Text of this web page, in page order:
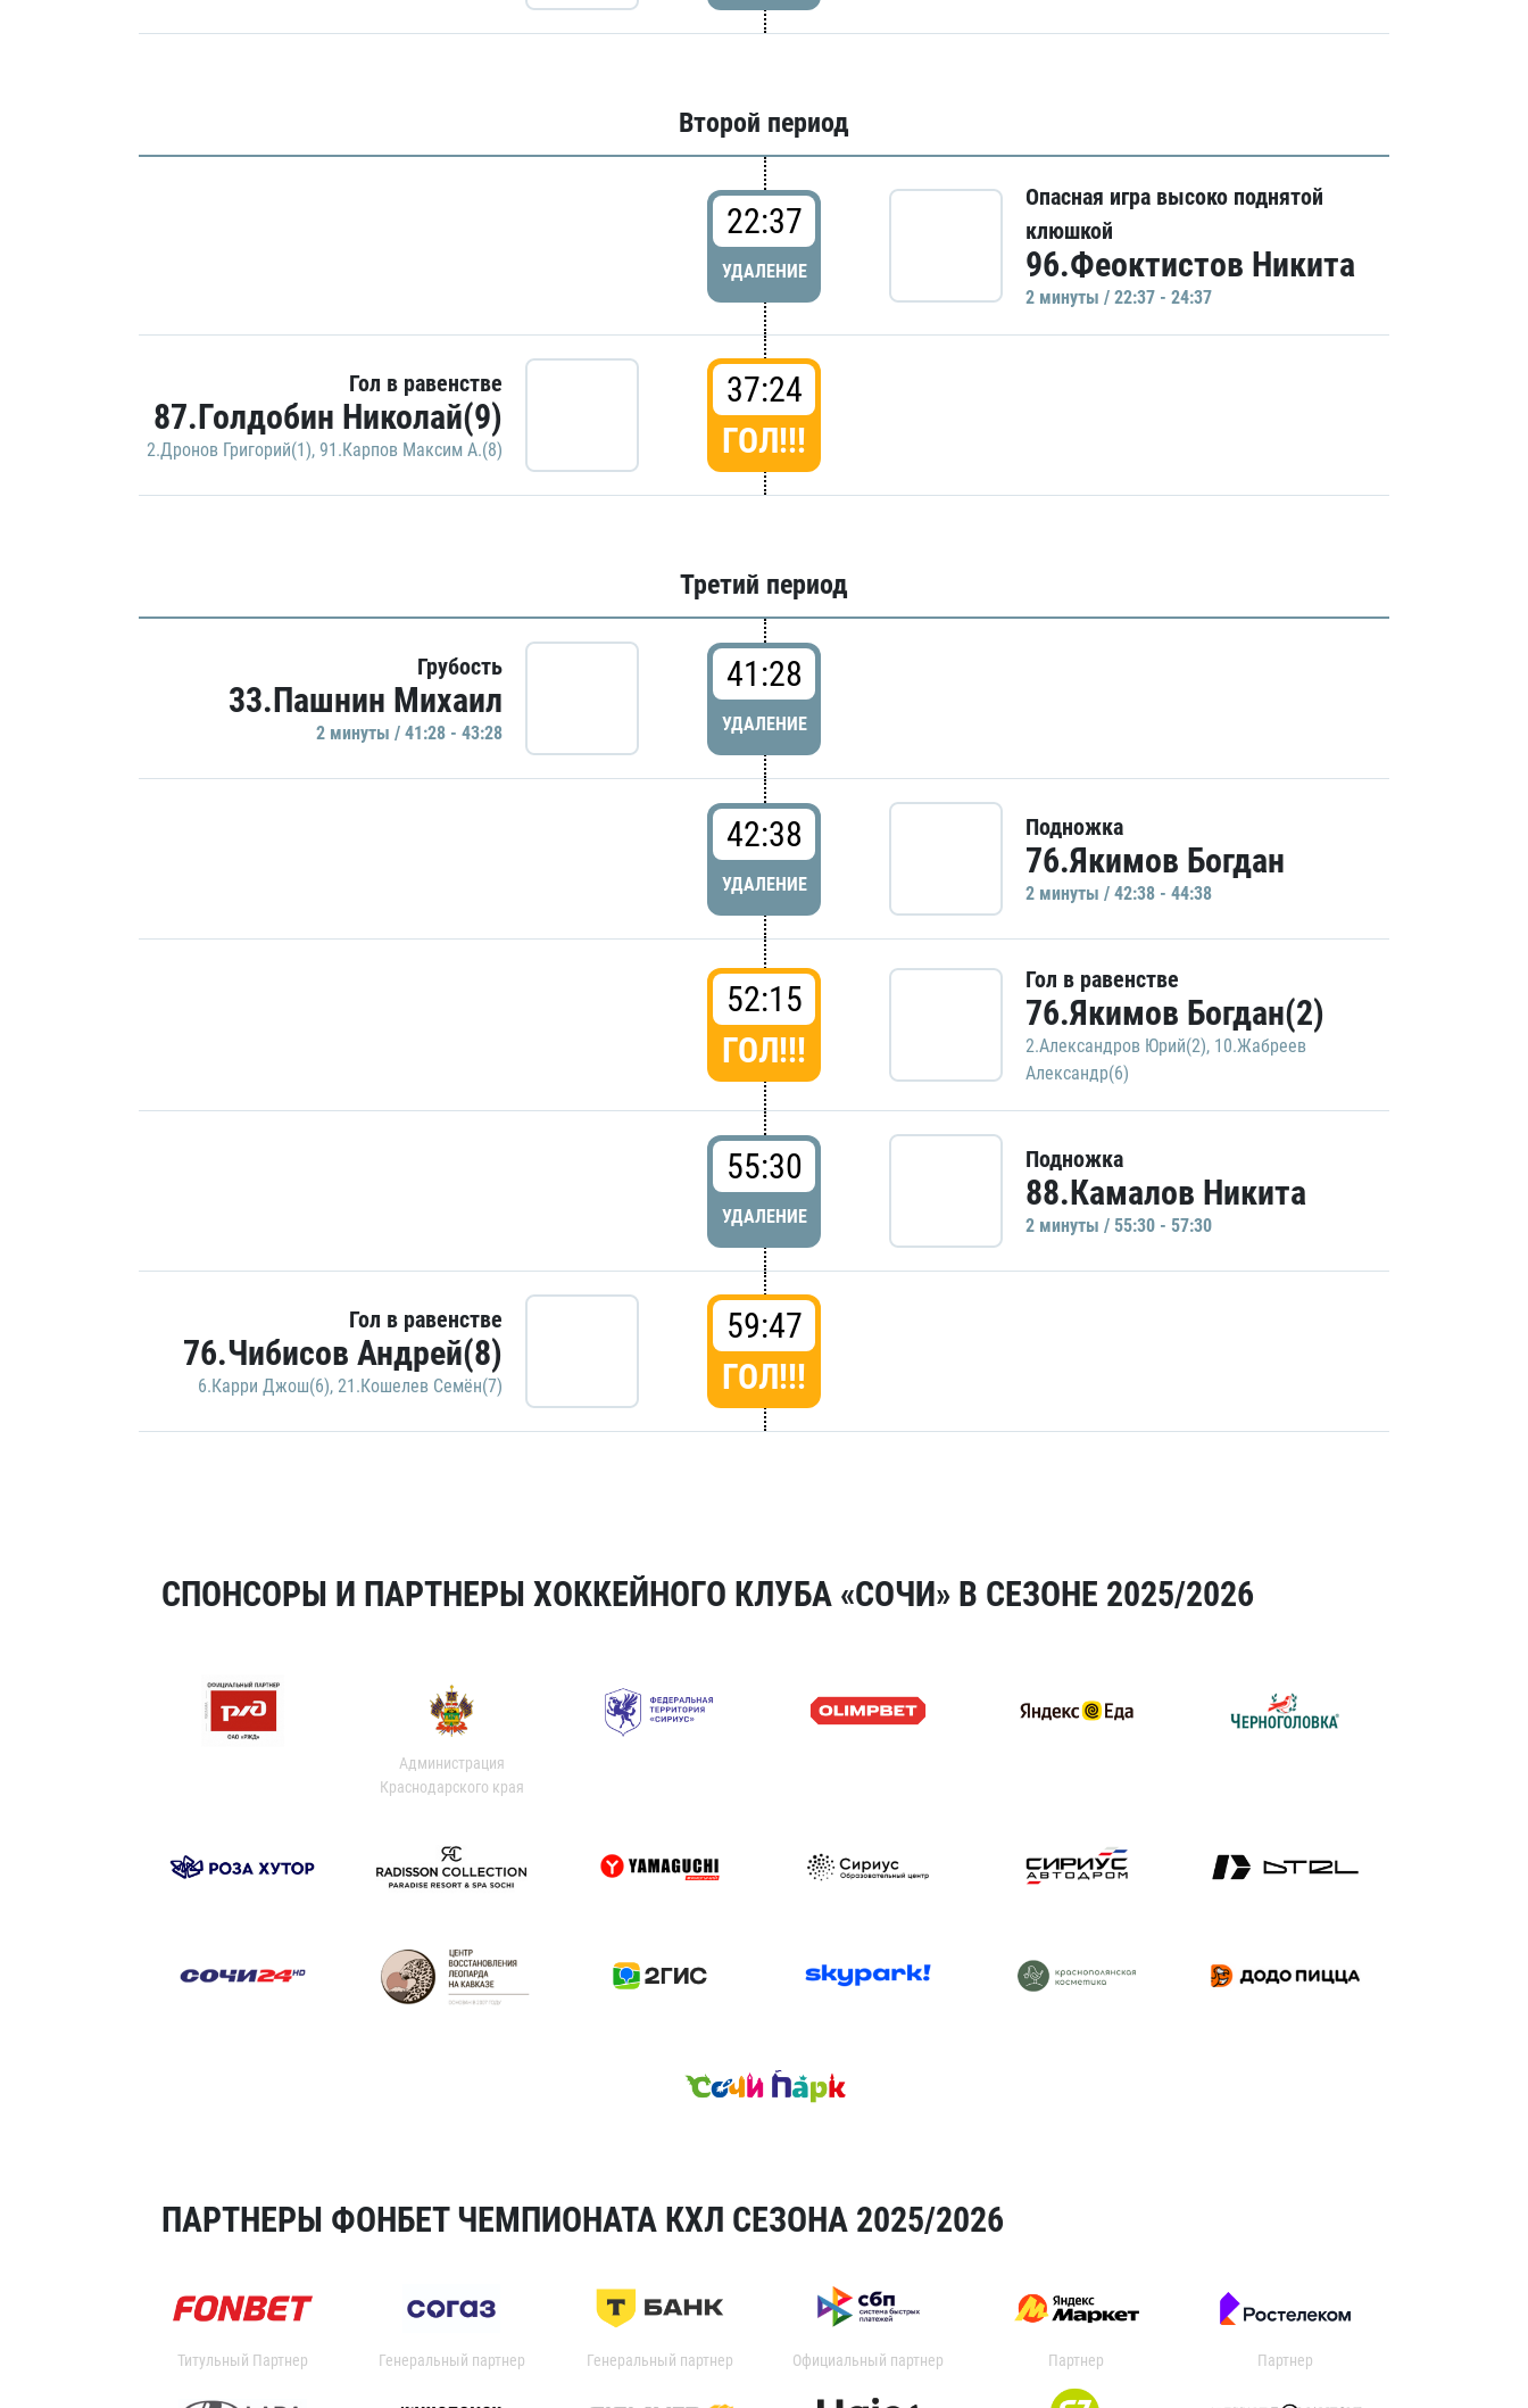
Второй период
22:37
УДАЛЕНИЕ
Опасная игра высоко поднятой
клюшкой
96.Феоктистов Никита
2 минуты / 22:37 - 24:37
Гол в равенстве
87.Голдобин Николай(9)
2.Дронов Григорий(1), 91.Карпов Максим А.(8)
37:24
ГОЛ!!!
Третий период
Грубость
33.Пашнин Михаил
2 минуты / 41:28 - 43:28
41:28
УДАЛЕНИЕ
42:38
УДАЛЕНИЕ
Подножка
76.Якимов Богдан
2 минуты / 42:38 - 44:38
52:15
ГОЛ!!!
Гол в равенстве
76.Якимов Богдан(2)
2.Александров Юрий(2), 10.Жабреев
Александр(6)
55:30
УДАЛЕНИЕ
Подножка
88.Камалов Никита
2 минуты / 55:30 - 57:30
Гол в равенстве
76.Чибисов Андрей(8)
6.Карри Джош(6), 21.Кошелев Семён(7)
59:47
ГОЛ!!!
СПОНСОРЫ И ПАРТНЕРЫ ХОККЕЙНОГО КЛУБА «СОЧИ» В СЕЗОНЕ 2025/2026
Администрация
Краснодарского края
ПАРТНЕРЫ ФОНБЕТ ЧЕМПИОНАТА КХЛ СЕЗОНА 2025/2026
Титульный Партнер Генеральный партнер Генеральный партнер Официальный партнер Партнер Партнер